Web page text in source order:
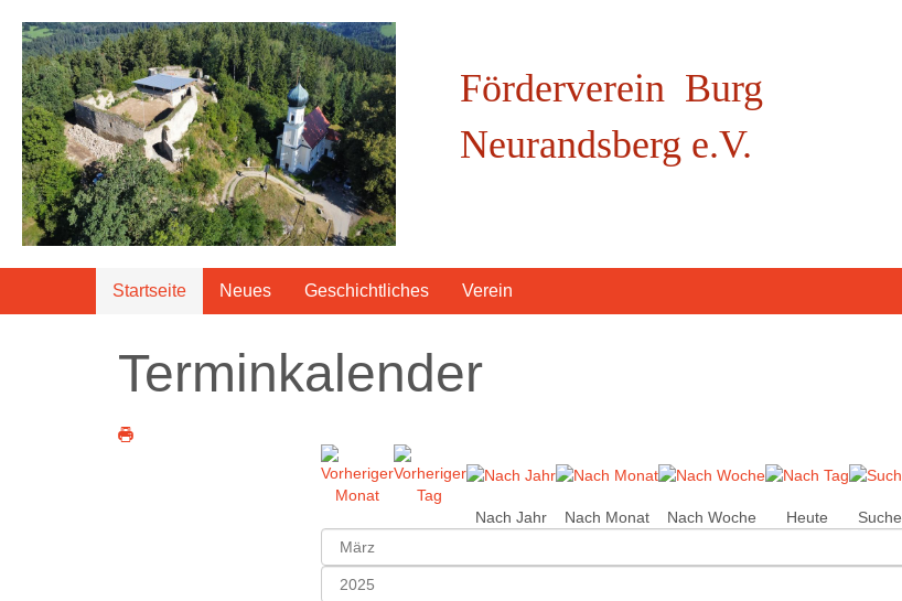
Förderverein Burg
Neurandsberg e.V.
Startseite Neues Geschichtliches Verein
Terminkalender
Nach Jahr Nach Monat Nach Woche Heute Suche